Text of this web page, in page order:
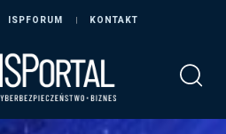
ISPFORUM KONTAKT